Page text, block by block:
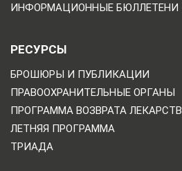
ИНФОРМАЦИОННЫЕ БЮЛЛЕТЕНИ
РЕСУРСЫ
БРОШЮРЫ И ПУБЛИКАЦИИ
ПРАВООХРАНИТЕЛЬНЫЕ ОРГАНЫ
ПРОГРАММА ВОЗВРАТА ЛЕКАРСТВ
ЛЕТНЯЯ ПРОГРАММА
ТРИАДА